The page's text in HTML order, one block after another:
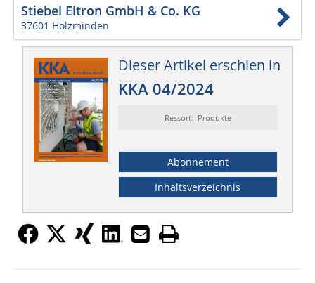
Stiebel Eltron GmbH & Co. KG
37601 Holzminden
Dieser Artikel erschien in
KKA 04/2024
Ressort: Produkte
Abonnement
Inhaltsverzeichnis